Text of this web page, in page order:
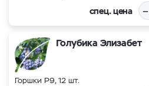
спец. цена –
Голубика Элизабет
Горшки Р9, 12 шт.